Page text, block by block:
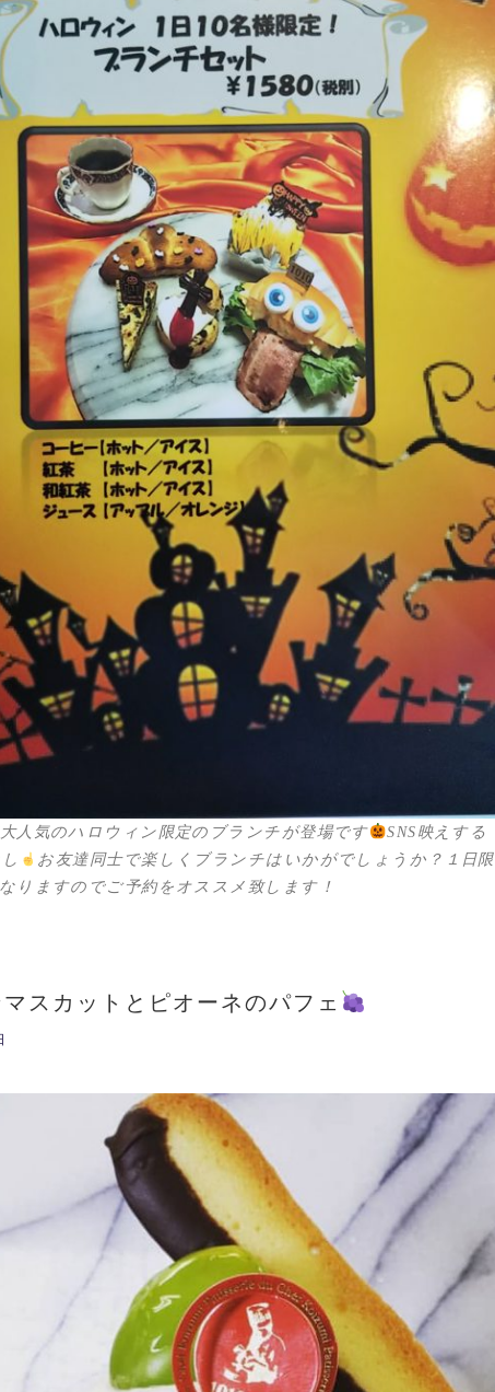
人気のハロウィン限定のブランチが登場です
SNS映えする
お友達同士で楽しくブランチはいかがでしょうか？１日限
りますのでご予約をオススメ致します！
スカットとピオーネのパフェ